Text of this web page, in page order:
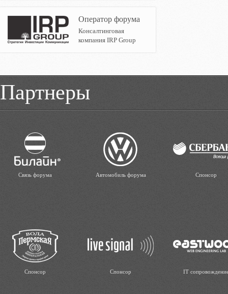
Оператор форума
Консалтинговая
компания IRP Group
Партнеры
Связь форума Автомобиль форума Спонсор
Спонсор Спонсор IT